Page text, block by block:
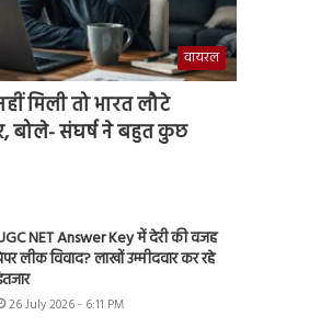
वायरल
मिली तो भारत लौटे
बोले- संघर्ष ने बहुत कुछ
NET Answer Key में देरी की वजह
लीक विवाद? लाखों उम्मीदवार कर रहे
26 July 2026 - 6:11 PM